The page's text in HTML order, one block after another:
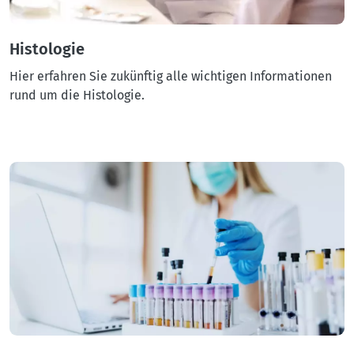
Histologie
Hier erfahren Sie zukünftig alle wichtigen Informationen
rund um die Histologie.